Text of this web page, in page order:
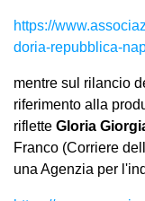
https://
doria-repubblica-
mentre sul rilancio
riferimento alla
riflette Gloria
Franco (Corriere
una Agenzia per